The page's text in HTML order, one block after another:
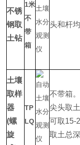
不锈
钢取
土钻
1米
不
带
箱
头和杆
土壤
取样
器
(螺
旋
TP
LQ
不带箱。
尖头取
可取15-
取土总